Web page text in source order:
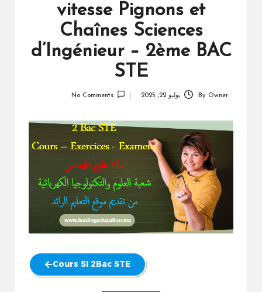
vitesse Pignons et
Chaînes Sciences
d’Ingénieur – 2ème BAC
STE
By Owner يوليو 22, 2025 No Comments
Cours SI 2Bac STE